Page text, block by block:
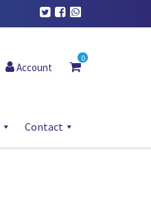
Account
0
Contact